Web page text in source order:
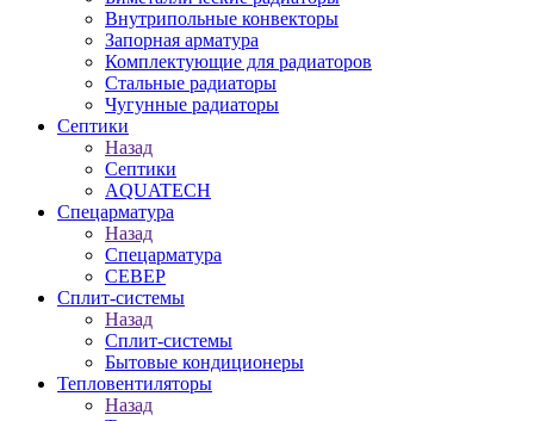
Внутрипольные конвекторы
Запорная арматура
Комплектующие для радиаторов
Стальные радиаторы
Чугунные радиаторы
Септики
Назад
Септики
AQUATECH
Спецарматура
Назад
Спецарматура
СЕВЕР
Сплит-системы
Назад
Сплит-системы
Бытовые кондиционеры
Тепловентиляторы
Назад